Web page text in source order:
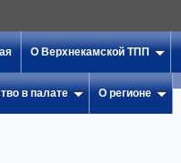
О Верхнекамской ТПП
в палате О регионе